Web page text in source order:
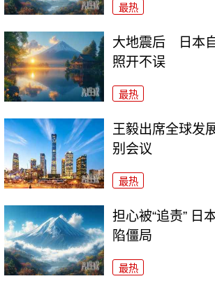
最热
大地震后 日本
照开不误
最热
王毅出席全球发
别会议
最热
担心被“追责” 日
陷僵局
最热